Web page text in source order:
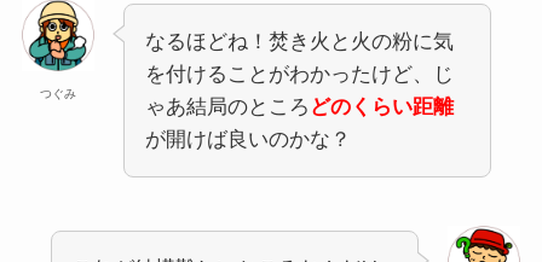
つぐみ
なるほどね！焚き火と火の粉に気
を付けることがわかったけど、じ
ゃあ結局のところ どのくらい距離
が開けば良いのかな？